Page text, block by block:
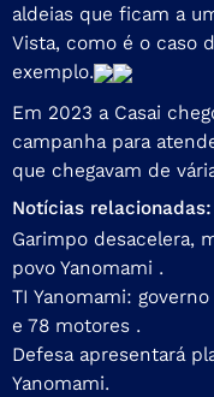
aldeias que ficam a
Vista, como é o caso
exemplo.
Em 2023 a Casai
campanha para
que chegavam de
Notícias relacionadas:
Garimpo desacelera,
povo Yanomami .
TI Yanomami:
e 78 motores .
Defesa apresentará
Yanomami.